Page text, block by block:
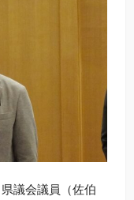
議会議員（佐伯